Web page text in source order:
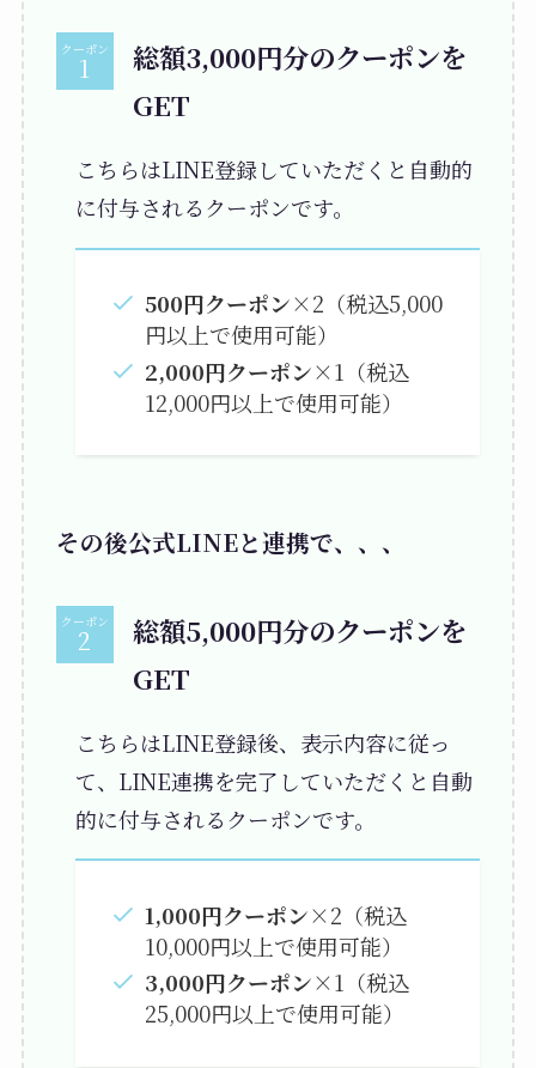
クーポン
総額3,000円分のクーポンを
GET
こちらはLINE登録していただくと自動的
に付与されるクーポンです。
500円クーポン×2（税込5,000
円以上で使用可能）
2,000円クーポン×1（税込
12,000円以上で使用可能）
その後公式LINEと連携で、、、
クーポン
総額5,000円分のクーポンを
GET
こちらはLINE登録後、表示内容に従っ
て、LINE連携を完了していただくと自動
的に付与されるクーポンです。
1,000円クーポン×2（税込
10,000円以上で使用可能）
3,000円クーポン×1（税込
25,000円以上で使用可能）